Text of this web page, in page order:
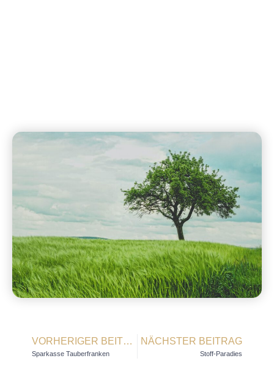
VORHERIGER BEITRAG
Sparkasse Tauberfranken
NÄCHSTER BEITRAG
Stoff-Paradies